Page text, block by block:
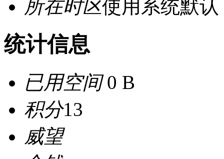
所在时区使用系统默认
统计信息
已用空间0 B
积分13
威望